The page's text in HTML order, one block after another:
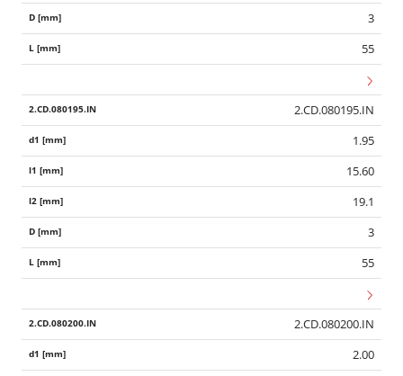
3
55
2.CD.080195.IN
1.95
15.60
19.1
3
55
2.CD.080200.IN
2.00